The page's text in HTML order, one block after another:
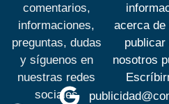
comentarios,
informaciones,
preguntas, dudas
y síguenos en
nuestras redes
sociales
acerca de
publicar
nosotros